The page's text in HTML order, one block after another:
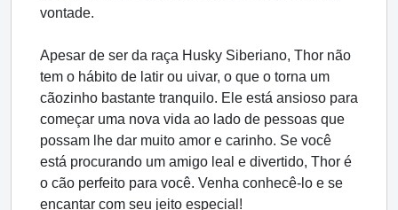
vontade.
Apesar de ser da raça Husky Siberiano, Thor não
tem o hábito de latir ou uivar, o que o torna um
cãozinho bastante tranquilo. Ele está ansioso para
começar uma nova vida ao lado de pessoas que
possam lhe dar muito amor e carinho. Se você
está procurando um amigo leal e divertido, Thor é
o cão perfeito para você. Venha conhecê-lo e se
encantar com seu jeito especial!